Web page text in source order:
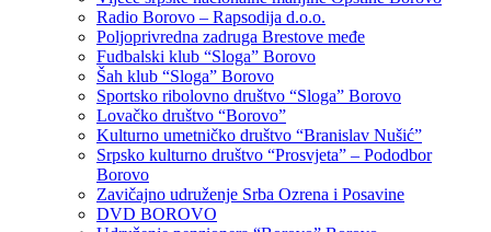
Radio Borovo – Rapsodija d.o.o.
Poljoprivredna zadruga Brestove međe
Fudbalski klub “Sloga” Borovo
Šah klub “Sloga” Borovo
Sportsko ribolovno društvo “Sloga” Borovo
Lovačko društvo “Borovo”
Kulturno umetničko društvo “Branislav Nušić”
Srpsko kulturno društvo “Prosvjeta” – Pododbor
Borovo
Zavičajno udruženje Srba Ozrena i Posavine
DVD BOROVO